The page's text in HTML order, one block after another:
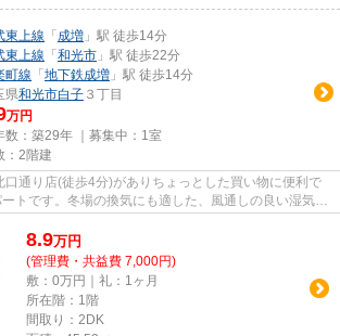
東上線 「 成増 」駅 徒歩14分
東上線 「 和光市 」駅 徒歩22分
町線 「 地下鉄成増 」駅 徒歩14分
県和光市白子 ３丁目
万円
数：築29年 ｜募集中： 1室
：2階建
口通り店(徒歩4分)がありちょっとした買い物に便利で
トです。冬場の換気にも適した、風通しの良い湿気が
。...
8.9万円
(管理費・共益費 7,000円)
敷：0万円｜礼：1ヶ月
所在階：1階
間取り：2DK